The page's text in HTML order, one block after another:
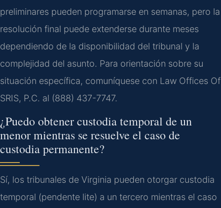
preliminares pueden programarse en semanas, pero la
resolución final puede extenderse durante meses
dependiendo de la disponibilidad del tribunal y la
complejidad del asunto. Para orientación sobre su
situación específica, comuníquese con Law Offices Of
SRIS, P.C. al (888) 437-7747.
¿Puedo obtener custodia temporal de un
menor mientras se resuelve el caso de
custodia permanente?
Sí, los tribunales de Virginia pueden otorgar custodia
temporal (pendente lite) a un tercero mientras el caso